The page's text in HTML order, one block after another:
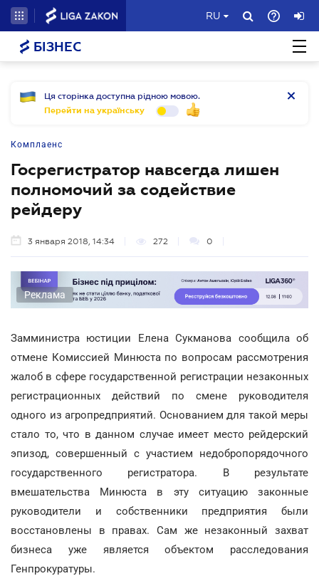
RU
БІЗНЕС
Ця сторінка доступна рідною мовою.
Перейти на українську
Комплаенс
Госрегистратор навсегда лишен
полномочий за содействие
рейдеру
3 января 2018, 14:34 272 0
Реклама
Замминистра юстиции Елена Сукманова сообщила об
отмене Комиссией Минюста по вопросам рассмотрения
жалоб в сфере государственной регистрации незаконных
регистрационных действий по смене руководителя
одного из агропредприятий. Основанием для такой меры
стало то, что в данном случае имеет место рейдерский
эпизод, совершенный с участием недобропорядочного
государственного регистратора. В результате
вмешательства Минюста в эту ситуацию законные
руководители и собственники предприятия были
восстановлены в правах. Сам же незаконный захват
бизнеса уже является объектом расследования
Генпрокуратуры.